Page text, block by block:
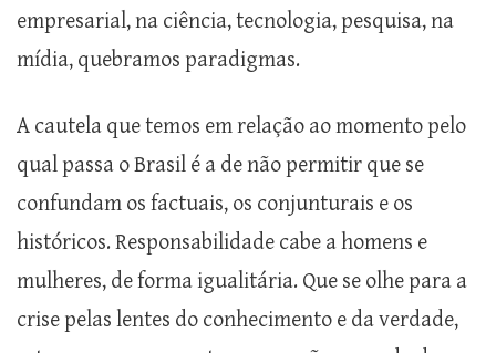
empresarial, na ciência, tecnologia, pesquisa, na
mídia, quebramos paradigmas.
A cautela que temos em relação ao momento pelo
qual passa o Brasil é a de não permitir que se
confundam os factuais, os conjunturais e os
históricos. Responsabilidade cabe a homens e
mulheres, de forma igualitária. Que se olhe para a
crise pelas lentes do conhecimento e da verdade,